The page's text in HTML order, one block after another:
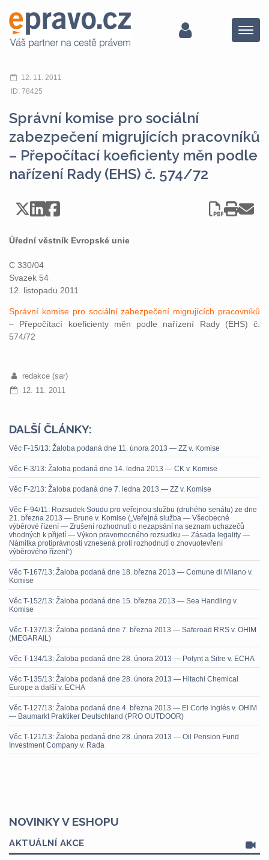
Menu
12. 11. 2011
ID: 78425
Správní komise pro sociální
zabezpečení migrujících pracovníků
– Přepočítací koeficienty měn podle
nařízení Rady (EHS) č. 574/72
Úřední věstník Evropské unie
C 330/04
Svazek 54
12. listopadu 2011
Správní komise pro sociální zabezpečení migrujících pracovníků
– Přepočítací koeficienty měn podle nařízení Rady (EHS) č.
574/72
redakce (sar)
12. 11. 2011
DALŠÍ ČLÁNKY:
Věc F-15/13: Žaloba podaná dne 11. února 2013 — ZZ v. Komise
Věc F-3/13: Žaloba podaná dne 14. ledna 2013 — CK v. Komise
Věc F-2/13: Žaloba podaná dne 7. ledna 2013 — ZZ v. Komise
Věc F-94/11: Rozsudek Soudu pro veřejnou službu (druhého senátu) ze dne
21. března 2013 — Brune v. Komise („Veřejná služba — Všeobecné
výběrové řízení — Zrušení rozhodnutí o nezapsání na seznam uchazečů
vhodných k přijetí — Výkon pravomocného rozsudku — Zásada legality —
Námitka protiprávnosti vznesená proti rozhodnutí o znovuotevření
výběrového řízení“)
Věc T-167/13: Žaloba podaná dne 18. března 2013 — Comune di Milano v.
Komise
Věc T-152/13: Žaloba podaná dne 15. března 2013 — Sea Handling v.
Komise
Věc T-137/13: Žaloba podaná dne 7. března 2013 — Saferoad RRS v. OHIM
(MEGARAIL)
Věc T-134/13: Žaloba podaná dne 28. února 2013 — Polynt a Sitre v. ECHA
Věc T-135/13: Žaloba podaná dne 28. února 2013 — Hitachi Chemical
Europe a další v. ECHA
Věc T-127/13: Žaloba podaná dne 4. března 2013 — El Corte Inglés v. OHIM
— Baumarkt Praktiker Deutschland (PRO OUTDOOR)
Věc T-121/13: Žaloba podaná dne 28. února 2013 — Oil Pension Fund
Investment Company v. Rada
NOVINKY V ESHOPU
AKTUÁLNÍ AKCE